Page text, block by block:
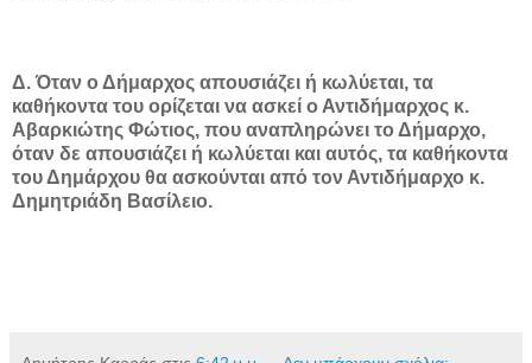
Δ. Όταν ο Δήμαρχος απουσιάζει ή κωλύεται, τα
καθήκοντα του ορίζεται να ασκεί ο Αντιδήμαρχος κ.
Αβαρκιώτης Φώτιος, που αναπληρώνει το Δήμαρχο,
όταν δε απουσιάζει ή κωλύεται και αυτός, τα καθήκοντα
του Δημάρχου θα ασκούνται από τον Αντιδήμαρχο κ.
Δημητριάδη Βασίλειο.